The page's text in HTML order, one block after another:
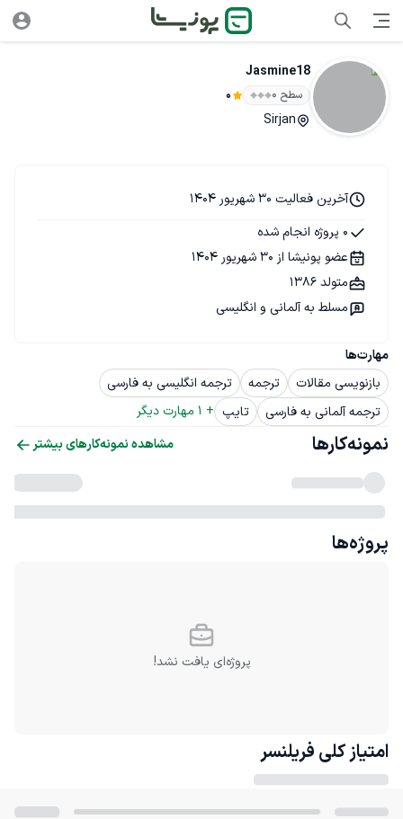
Jasmine18
سطح ۰ 0
Sirjan
مهارت‌ها
بازنویسی مقالات
ترجمه
ترجمه انگلیسی به فارسی
ترجمه آلمانی به فارسی
تایپ +
1 مهارت دیگر
آخرین فعالیت 30 شهریور 1404
0 پروژه انجام شده
عضو پونیشا از 30 شهریور 1404
متولد 1386
مسلط به آلمانی و انگلیسی
نمونه‌کارها مشاهده نمونه‌کارهای بیشتر
پروژه‌ها
پروژه‌ای یافت نشد!
امتیاز کلی فریلنسر